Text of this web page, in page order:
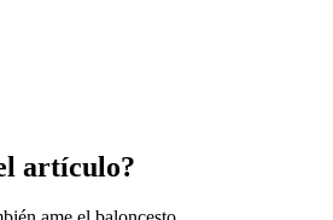
artículo?